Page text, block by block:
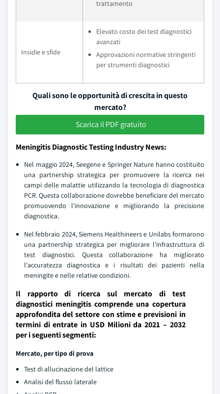
trattamento
Insidie e sfide
Elevato costo dei test diagnostici
avanzati
Approvazioni normative stringenti
per strumenti diagnostici
Quali sono le opportunità di crescita in questo
mercato?
Scarica il PDF gratuito
Meningitis Diagnostic Testing Industry News:
Nel maggio 2024, Seegene e Springer Nature hanno costituito
una partnership strategica per promuovere la ricerca nei
campi delle malattie utilizzando la tecnologia di diagnostica
PCR. Questa collaborazione dovrebbe beneficiare del mercato
promuovendo l'innovazione e migliorando la precisione
diagnostica.
Nel febbraio 2024, Siemens Healthineers e Unilabs formarono
una partnership strategica per migliorare l'infrastruttura di
test diagnostici. Questa collaborazione ha migliorato
l'accuratezza diagnostica e i risultati dei pazienti nella
meningite e nelle relative condizioni.
Il rapporto di ricerca sul mercato di test
diagnostici meningitis comprende una copertura
approfondita del settore con stime e previsioni in
termini di entrate in USD Milioni da 2021 – 2032
per i seguenti segmenti:
Mercato, per tipo di prova
Test di allucinazione del lattice
Analisi del flusso laterale